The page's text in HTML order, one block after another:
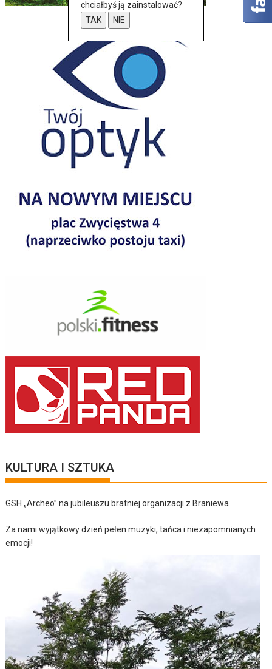
KULTURA I SZTUKA
GSH „Archeo” na jubileuszu bratniej organizacji z Braniewa
Za nami wyjątkowy dzień pełen muzyki, tańca i niezapomnianych
emocji!
chciałbyś ją zainstalować?
TAK
NIE